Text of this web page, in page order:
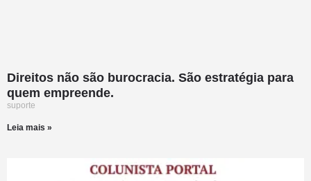
Direitos não são burocracia. São estratégia para
quem empreende.
suporte
Leia mais »